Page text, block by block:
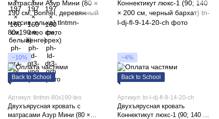
−10%
Back to School
Артикул: tlntmn-80x190-teo
Двухъярусная кровать с
матрасами Азур Мини (80 ×
−4%
Back to School
Артикул: tn-l-dj-fl-9-14-20-ch
Двухъярусная кровать
Коннектикут люкс-1 (90; 140 ×